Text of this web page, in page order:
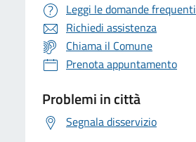
Leggi le domande frequenti
Richiedi assistenza
Chiama il Comune
Prenota appuntamento
Problemi in città
Segnala disservizio